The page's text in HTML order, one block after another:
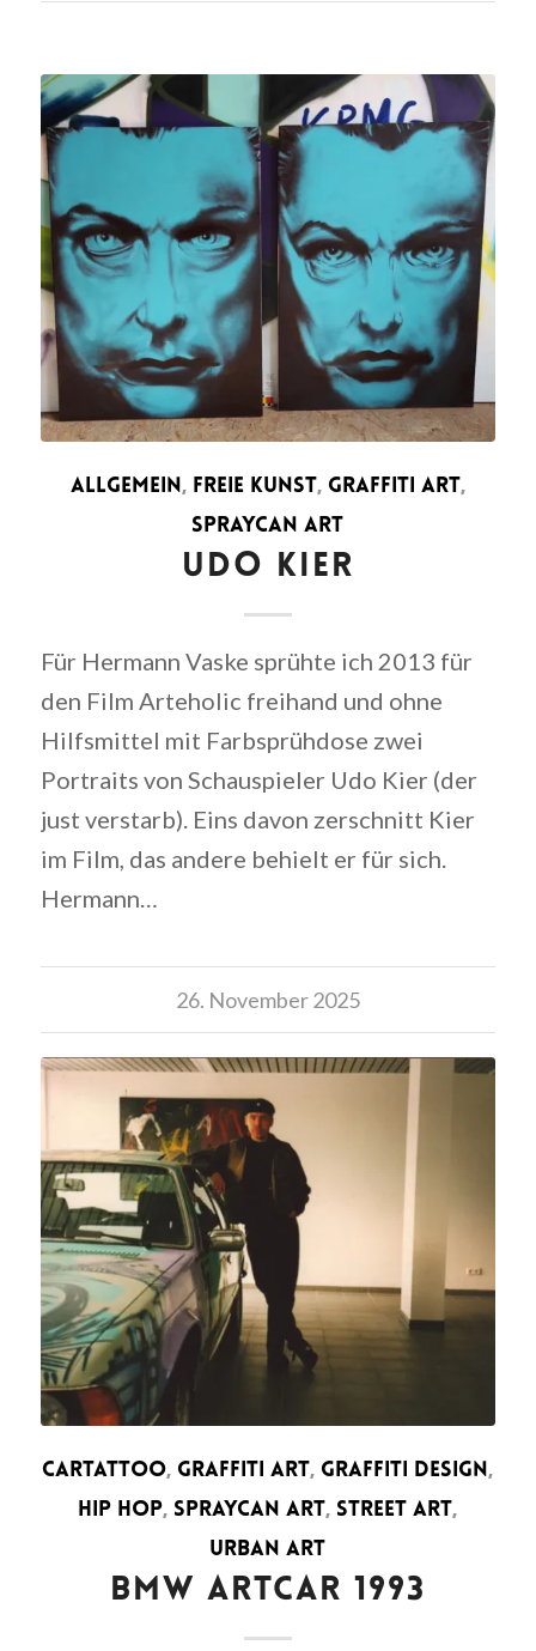
ALLGEMEIN, FREIE KUNST, GRAFFITI ART,
SPRAYCAN ART
UDO KIER
Für Hermann Vaske sprühte ich 2013 für
den Film Arteholic freihand und ohne
Hilfsmittel mit Farbsprühdose zwei
Portraits von Schauspieler Udo Kier (der
just verstarb). Eins davon zerschnitt Kier
im Film, das andere behielt er für sich.
Hermann…
26. November 2025
CARTATTOO,GRAFFITI ART,GRAFFITI DESIGN,
HIP HOP, SPRAYCAN ART, STREET ART,
URBAN ART
BMW ARTCAR 1993